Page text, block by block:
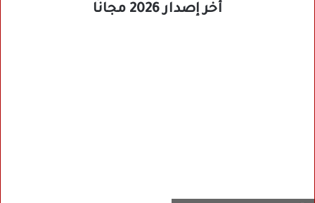
أخر إصدار 2026 مجانًا